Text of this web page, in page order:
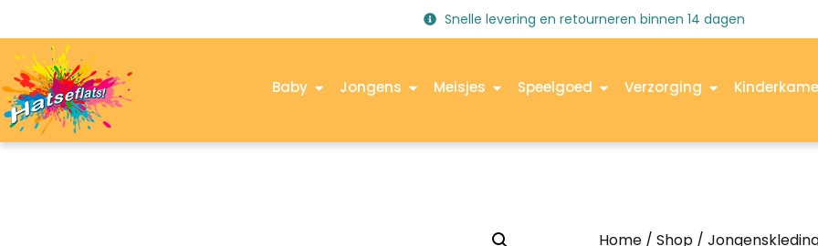
Snelle levering en retourneren binnen 14 dagen
Baby Jongens Meisjes Speelgoed Verzorging
Home / Shop /